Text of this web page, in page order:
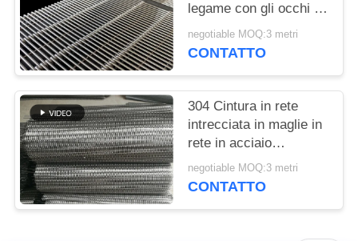
legame con gli occhi di
qualità alimentare
negotiable MOQ:3 metri
CONTATTO
304 Cintura in rete
intrecciata in maglie in
rete in acciaio
inossidabile
negotiable MOQ:3 metri
CONTATTO